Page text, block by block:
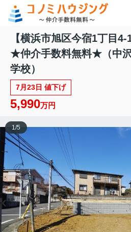
【横浜市旭区今宿1丁目4-
★仲介手数料無料★（中
学校）
7月23日 値下げ
5,990万円
1/5